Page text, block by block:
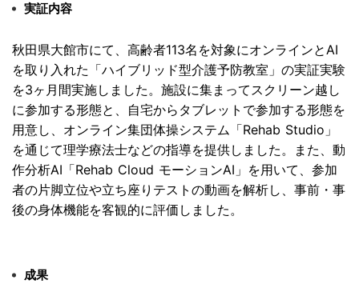
実証内容
秋田県大館市にて、 高齢者113名を対象にオンラインとAI
を取り入れた「ハイブリッド型介護予防教室」 の実証実験
を3ヶ月間実施しました。 施設に集まってスクリーン越し
に参加する形態と、 自宅からタブレットで参加する形態を
用意し、 オンライン集団体操システム「Rehab Studio」
を通じて理学療法士などの指導を提供しました。
また、動
作分析AI「Rehab Cloud モーションAI」を用いて、 参加
者の片脚立位や立ち座りテストの動画を解析し、事前・ 事
後の身体機能を客観的に評価しました。
成果